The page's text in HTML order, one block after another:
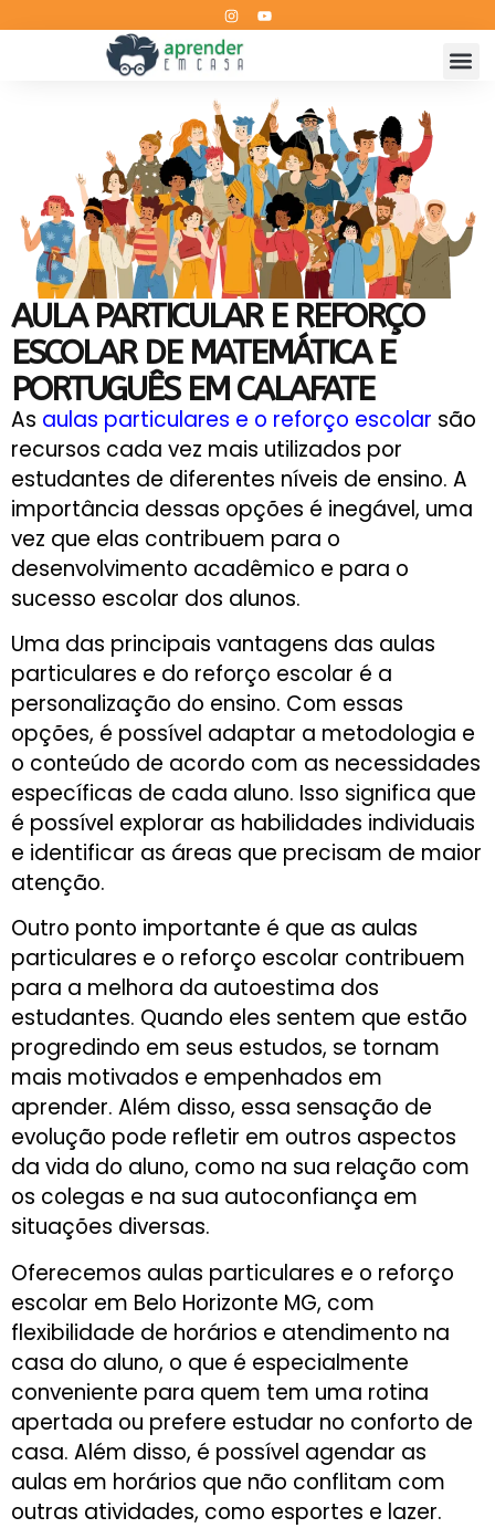
AULA PARTICULAR E REFORÇO
ESCOLAR DE MATEMÁTICA E
PORTUGUÊS EM CALAFATE
As aulas particulares e o reforço escolar são
recursos cada vez mais utilizados por
estudantes de diferentes níveis de ensino. A
importância dessas opções é inegável, uma
vez que elas contribuem para o
desenvolvimento acadêmico e para o
sucesso escolar dos alunos.
Uma das principais vantagens das aulas
particulares e do reforço escolar é a
personalização do ensino. Com essas
opções, é possível adaptar a metodologia e
o conteúdo de acordo com as necessidades
específicas de cada aluno. Isso significa que
é possível explorar as habilidades individuais
e identificar as áreas que precisam de maior
atenção.
Outro ponto importante é que as aulas
particulares e o reforço escolar contribuem
para a melhora da autoestima dos
estudantes. Quando eles sentem que estão
progredindo em seus estudos, se tornam
mais motivados e empenhados em
aprender. Além disso, essa sensação de
evolução pode refletir em outros aspectos
da vida do aluno, como na sua relação com
os colegas e na sua autoconfiança em
situações diversas.
Oferecemos aulas particulares e o reforço
escolar em Belo Horizonte MG, com
flexibilidade de horários e atendimento na
casa do aluno, o que é especialmente
conveniente para quem tem uma rotina
apertada ou prefere estudar no conforto de
casa. Além disso, é possível agendar as
aulas em horários que não conflitam com
outras atividades, como esportes e lazer.